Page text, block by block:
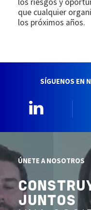
que cualquier
los próximos años.
SÍGUENOS EN
ÚNETE A NOSOTROS
JUNTOS